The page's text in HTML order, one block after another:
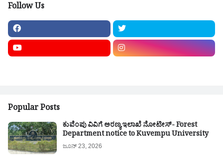
Follow Us
Popular Posts
ಕುವೆಂಪು ವಿವಿಗೆ ಅರಣ್ಯ ಇಲಾಖೆ ನೋಟೀಸ್- Forest
Department notice to Kuvempu University
ಜೂನ್ 23, 2026